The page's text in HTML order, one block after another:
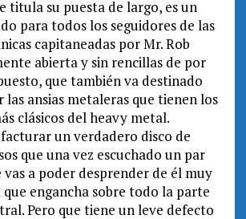
titula su puesta de largo, es un
para todos los seguidores de las
capitaneadas por Mr. Rob
abierta y sin rencillas de por
que también va destinado
las ansias metaleras que tienen los
clásicos del heavy metal.
un verdadero disco de
que una vez escuchado un par
vas a poder desprender de él muy
engancha sobre todo la parte
Pero que tiene un leve defecto